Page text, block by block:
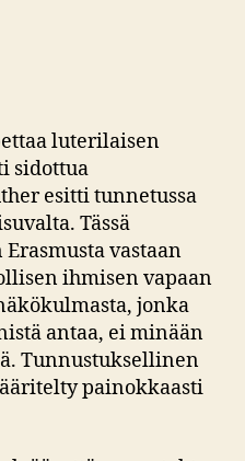
luterilaisen
sidottua
esitti tunnetussa
Tässä
vastaan
ihmisen vapaan
jonka
antaa, ei minään
Tunnustuksellinen
painokkaasti